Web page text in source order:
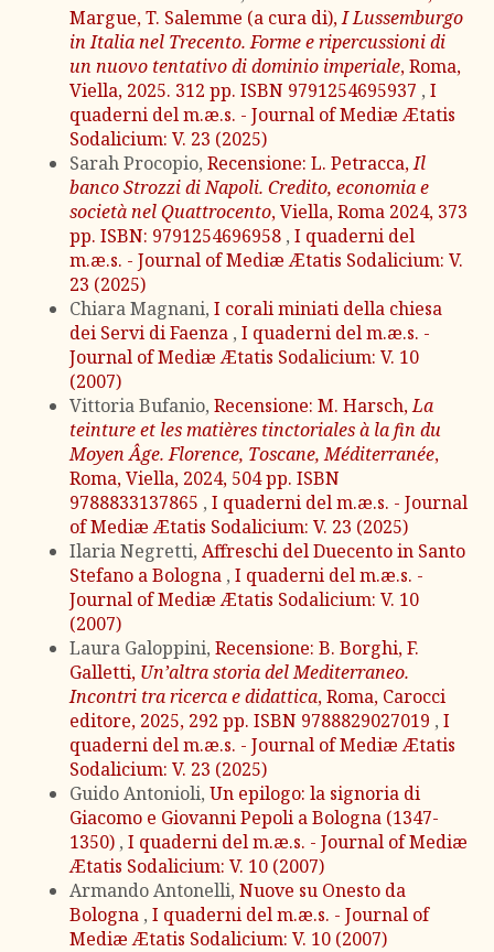
Margue, T. Salemme (a cura di),I Lussemburgo
in Italia nel Trecento. Forme e ripercussioni di
un nuovo tentativo di dominio imperiale, Roma,
Viella, 2025. 312 pp. ISBN 9791254695937 , I
quaderni del m.æ.s. - Journal of Mediæ Ætatis
Sodalicium: V. 23 (2025)
Sarah Procopio, Recensione: L. Petracca,Il
banco Strozzi di Napoli. Credito, economia e
società nel Quattrocento, Viella, Roma 2024, 373
pp. ISBN: 9791254696958 , I quaderni del
m.æ.s. - Journal of Mediæ Ætatis Sodalicium: V.
23 (2025)
Chiara Magnani, I corali miniati della chiesa
dei Servi di Faenza , I quaderni del m.æ.s. -
Journal of Mediæ Ætatis Sodalicium: V. 10
(2007)
Vittoria Bufanio, Recensione: M. Harsch,La
teinture et les matières tinctoriales à la fin du
Moyen Âge. Florence, Toscane, Méditerranée,
Roma, Viella, 2024, 504 pp. ISBN
9788833137865 , I quaderni del m.æ.s. - Journal
of Mediæ Ætatis Sodalicium: V. 23 (2025)
Ilaria Negretti, Affreschi del Duecento in Santo
Stefano a Bologna , I quaderni del m.æ.s. -
Journal of Mediæ Ætatis Sodalicium: V. 10
(2007)
Laura Galoppini, Recensione: B. Borghi, F.
Galletti, Un’altra storia del Mediterraneo.
Incontri tra ricerca e didattica, Roma, Carocci
editore, 2025, 292 pp. ISBN 9788829027019 , I
quaderni del m.æ.s. - Journal of Mediæ Ætatis
Sodalicium: V. 23 (2025)
Guido Antonioli, Un epilogo: la signoria di
Giacomo e Giovanni Pepoli a Bologna (1347-
1350) , I quaderni del m.æ.s. - Journal of Mediæ
Ætatis Sodalicium: V. 10 (2007)
Armando Antonelli, Nuove su Onesto da
Bologna , I quaderni del m.æ.s. - Journal of
Mediæ Ætatis Sodalicium: V. 10 (2007)